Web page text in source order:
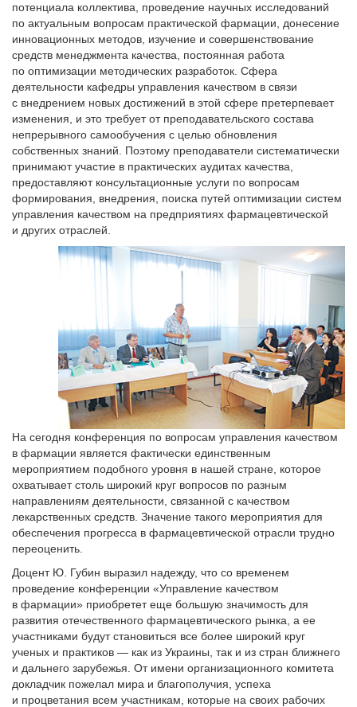
потенциала коллектива, проведение научных исследований
по актуальным вопросам практической фармации, донесение
инновационных методов, изучение и совершенствование
средств менеджмента качества, постоянная работа
по оптимизации методических разработок. Сфера
деятельности кафедры управления качеством в связи
с внедрением новых достижений в этой сфере претерпевает
изменения, и это требует от преподавательского состава
непрерывного самообучения с целью обновления
собственных знаний. Поэтому преподаватели систематически
принимают участие в практических аудитах качества,
предоставляют консультационные услуги по вопросам
формирования, внедрения, поиска путей оптимизации систем
управления качеством на предприятиях фармацевтической
и других отраслей.
На сегодня конференция по вопросам управления качеством
в фармации является фактически единственным
мероприятием подобного уровня в нашей стране, которое
охватывает столь широкий круг вопросов по разным
направлениям деятельности, связанной с качеством
лекарственных средств. Значение такого мероприятия для
обеспечения прогресса в фармацевтической отрасли трудно
переоценить.
Доцент Ю. Губин выразил надежду, что со временем
проведение конференции «Управление качеством
в фармации» приобретет еще большую значимость для
развития отечественного фармацевтического рынка, а ее
участниками будут становиться все более широкий круг
ученых и практиков — как из Украины, так и из стран ближнего
и дальнего зарубежья. От имени организационного комитета
докладчик пожелал мира и благополучия, успеха
и процветания всем участникам, которые на своих рабочих